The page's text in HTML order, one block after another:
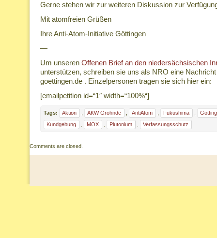
Gerne stehen wir zur weiteren Diskussion zur
Mit atomfreien Grüßen
Ihre Anti-Atom-Initiative Göttingen
—
Um unseren Offenen Brief an den niedersächsischen
unterstützen, schreiben sie uns als NRO eine
goettingen.de . Einzelpersonen tragen sie sich hier ein:
[emailpetition id=“1″ width=“100%“]
Tags: Aktion AKW Grohnde AntiAtom Fukushima
Kundgebung
MOX Plutonium Verfassungsschutz
Comments are closed.